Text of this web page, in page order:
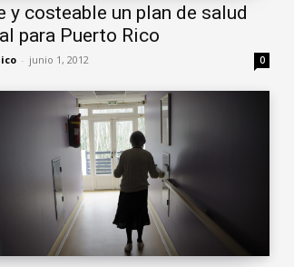
y costeable un plan de salud
para Puerto Rico
- junio 1, 2012 0